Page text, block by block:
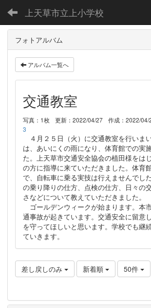
上天草市立上小学校
フォトアルバム
アルバム一覧へ
交通教室
写真：1枚 更新：2022/04/27 作成：2022/04/
3
４月２５日（火）に交通教室を行いま
は、あいにくの雨になり、体育館での実
た。上天草市交通安全協会の植田様をは
の方に指導に来ていただきました。体育
で、自転車に乗る実技は行えませんでし
の乗り降りの仕方、点検の仕方、日々の
さなどについて教えていただきました。
ゴールデンウィークが始まります。本
通事故が起きています。交通安全に留意
を守ってほしいと思います。学校でも継
ていきます。
差し戻しのみ 新着順 50件